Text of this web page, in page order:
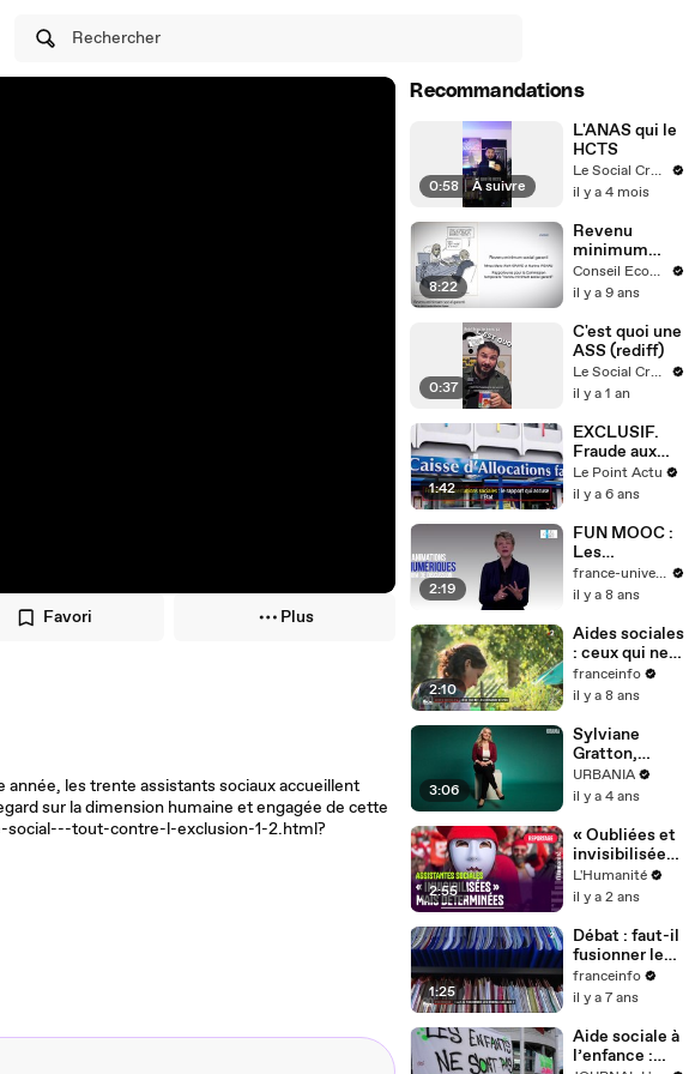
Rechercher
Favori Plus
les trente assistants sociaux accueillent
sur la dimension humaine et engagée de cette
social---tout-contre-l-exclusion-1-2.html?
Recommandations
0:58 | À suivre
L'ANAS qui le
HCTS
Le Social Crew
il y a 4 mois
8:22
Revenu
minimum
social garanti
- cese
Conseil Economique, Social et Environnemental
il y a 9 ans
0:37
C'est quoi une
ASS (rediff)
Le Social Crew
il y a 1 an
1:42
EXCLUSIF.
Fraude aux
prestations
sociales : le
accuse l’État
Le Point Actu
il y a 6 ans
2:19
FUN MOOC :
Les
fondamentaux
de l'action
france-universite-numerique
il y a 8 ans
2:10
Aides sociales
: ceux qui ne
les
demandent
franceinfo
il y a 8 ans
3:06
Sylviane
Gratton,
travailleuse
sociale
e
URBANIA
il y a 4 ans
2:55
« Oubliées et
invisibilisées
», le cri
d'alarme des
sociales
L'Humanité
il y a 2 ans
1:25
Débat : faut-il
fusionner les
minima
sociaux ?
franceinfo
il y a 7 ans
Aide sociale à
l’enfance :